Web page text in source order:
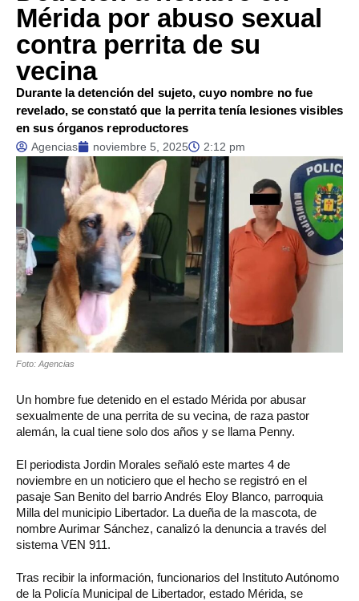
Mérida por abuso sexual
contra perrita de su
vecina
Durante la detención del sujeto, cuyo nombre no fue
revelado, se constató que la perrita tenía lesiones visibles
en sus órganos reproductores
Agencias noviembre 5, 2025 2:12 pm
Foto: Agencias
Un hombre fue detenido en el estado Mérida por abusar
sexualmente de una perrita de su vecina, de raza pastor
alemán, la cual tiene solo dos años y se llama Penny.
El periodista Jordin Morales señaló este martes 4 de
noviembre en un noticiero que el hecho se registró en el
pasaje San Benito del barrio Andrés Eloy Blanco, parroquia
Milla del municipio Libertador. La dueña de la mascota, de
nombre Aurimar Sánchez, canalizó la denuncia a través del
sistema VEN 911.
Tras recibir la información, funcionarios del Instituto Autónomo
de la Policía Municipal de Libertador, estado Mérida, se